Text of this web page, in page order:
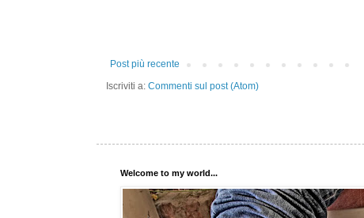
Post più recente
Iscriviti a: Commenti sul post (Atom)
Welcome to my world...